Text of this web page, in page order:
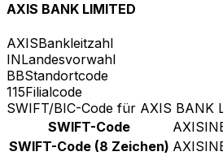
AXIS BANK LIMITED
AXISBankleitzahl
INLandesvorwahl
BBStandortcode
115Filialcode
SWIFT/BIC-Code für AXIS BANK
SWIFT-Code
SWIFT-Code (8 Zeichen)